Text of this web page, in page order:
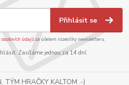
Přihlásit se
údajůza účelem rozesílky newsletteru.
Zasíláme jednou za 14 dní.
TÝM HRAČKY KALTOM .-)